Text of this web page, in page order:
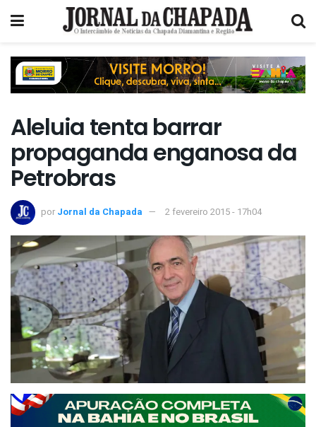
Aleluia tenta barrar
propaganda enganosa da
Petrobras
por Jornal da Chapada 2 fevereiro 2015 - 17h04